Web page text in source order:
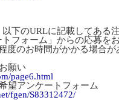
下のURLに記載してある
トフォーム」からの応募を
度のお時間がかかる場合
願い
page6.html
望アンケートフォーム
fgen/S83312472/